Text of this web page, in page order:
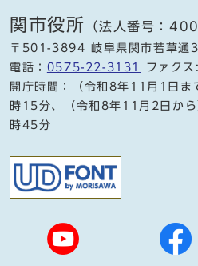
関市役所 （法人番号：
〒501-3894 岐阜県関市若草通
電話： 0575-22-3131
ファク
開庁時間：（令和8年11月1日
時15分、（令和8年11月2日か
時45分